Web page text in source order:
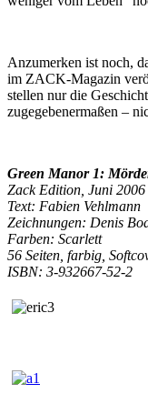
Anzumerken ist noch,
im ZACK-Magazin
stellen nur die
zugegebenermaßen –
Green Manor 1:
Zack Edition, Juni 2006
Text: Fabien Vehlmann
Zeichnungen: Denis
Farben: Scarlett
56 Seiten, farbig,
ISBN: 3-932667-52-2